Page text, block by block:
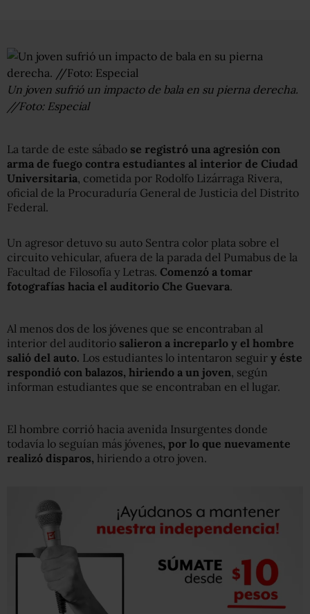
Un joven sufrió un impacto de bala en su pierna derecha.
//Foto: Especial
La tarde de este sábado se registró una agresión con
arma de fuego contra estudiantes al interior de Ciudad
Universitaria, cometida por Rodolfo Lizárraga Rivera,
oficial de la Procuraduría General de Justicia del Distrito
Federal.
Un agresor detuvo su auto Sentra color plata sobre el
circuito vehicular, afuera de la parada del Pumabus de la
Facultad de Filosofía y Letras. Comenzó a tomar
fotografías hacia el auditorio Che Guevara.
Al menos dos de los jóvenes que se encontraban al
interior del auditorio salieron a increparlo y el hombre
salió del auto. Los estudiantes lo intentaron seguir y éste
respondió con balazos, hiriendo a un joven, según
informan estudiantes que se encontraban en el lugar.
El hombre corrió hacia avenida Insurgentes donde
todavía lo seguían más jóvenes, por lo que nuevamente
realizó disparos, hiriendo a otro joven.